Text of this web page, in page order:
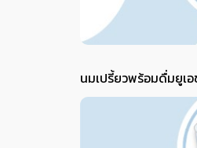
นมเปรี้ยวพร้อมดื่มยูเ